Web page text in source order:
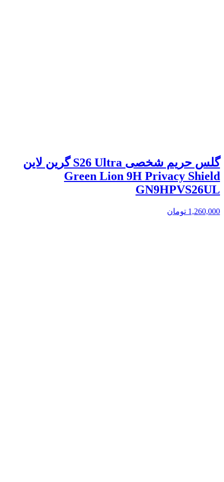
گلس حریم شخصی S26 Ultra گرین لاین
Green Lion 9H Privacy Shield
GN9HPVS26UL
1,260,000 تومان